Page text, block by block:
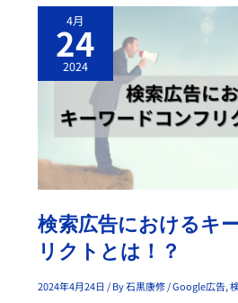
4月
24
2024
検索広告におけるキ
リクトとは！？
2024年4月24日 / By石黒康修/Google広告,
検
索
広
告
に
お
け
キ
ー
ワ
ド
ン
リ
ク
ト
と
は！？